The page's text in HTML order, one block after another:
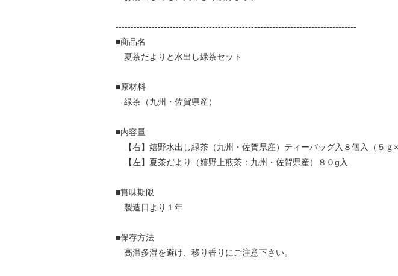
--------------------------------------------------------------------------------
■商品名
夏茶だよりと水出し緑茶セット
■原材料
緑茶（九州・佐賀県産）
■内容量
【右】嬉野水出し緑茶（九州・佐賀県産）ティーバッグ入８個入（５ｇ×
【左】夏茶だより（嬉野上煎茶：九州・佐賀県産）８０g入
■賞味期限
製造日より１年
■保存方法
高温多湿を避け、移り香りにご注意下さい。